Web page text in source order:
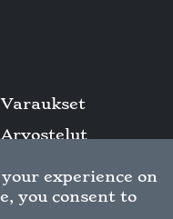
Varaukset
Arvostelut
Tietosuojakäytäntö